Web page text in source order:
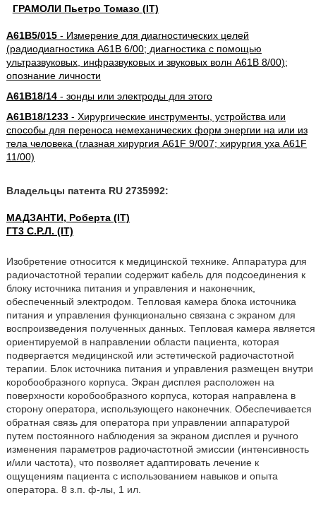
ГРАМОЛИ Пьетро Томазо (IT)
A61B5/015- Измерение для диагностических целей
(радиодиагностика A61B 6/00; диагностика с помощью
ультразвуковых, инфразвуковых и звуковых волн A61B 8/00);
опознание личности
A61B18/14- зонды или электроды для этого
A61B18/1233- Хирургические инструменты, устройства или
способы для переноса немеханических форм энергии на или из
тела человека (глазная хирургия A61F 9/007; хирургия уха A61F
11/00)
Владельцы патента RU 2735992:
МАДЗАНТИ, Роберта (IT)
ГТ3 С.Р.Л. (IT)
Изобретение относится к медицинской технике. Аппаратура для
радиочастотной терапии содержит кабель для подсоединения к
блоку источника питания и управления и наконечник,
обеспеченный электродом. Тепловая камера блока источника
питания и управления функционально связана с экраном для
воспроизведения полученных данных. Тепловая камера является
ориентируемой в направлении области пациента, которая
подвергается медицинской или эстетической радиочастотной
терапии. Блок источника питания и управления размещен внутри
коробообразного корпуса. Экран дисплея расположен на
поверхности коробообразного корпуса, которая направлена в
сторону оператора, использующего наконечник. Обеспечивается
обратная связь для оператора при управлении аппаратурой
путем постоянного наблюдения за экраном дисплея и ручного
изменения параметров радиочастотной эмиссии (интенсивность
и/или частота), что позволяет адаптировать лечение к
ощущениям пациента с использованием навыков и опыта
оператора. 8 з.п. ф-лы, 1 ил.